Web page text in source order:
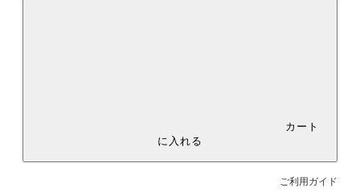
に入れる
ご利用ガイド